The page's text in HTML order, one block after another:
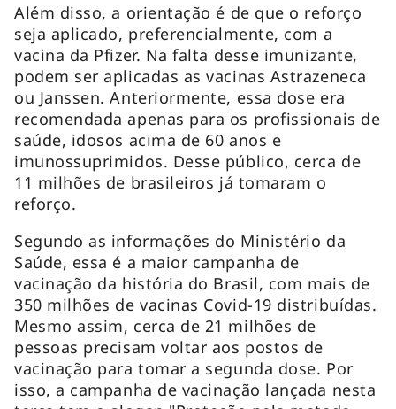
Além disso, a orientação é de que o reforço
seja aplicado, preferencialmente, com a
vacina da Pfizer. Na falta desse imunizante,
podem ser aplicadas as vacinas Astrazeneca
ou Janssen. Anteriormente, essa dose era
recomendada apenas para os profissionais de
saúde, idosos acima de 60 anos e
imunossuprimidos. Desse público, cerca de
11 milhões de brasileiros já tomaram o
reforço.
Segundo as informações do Ministério da
Saúde, essa é a maior campanha de
vacinação da história do Brasil, com mais de
350 milhões de vacinas Covid-19 distribuídas.
Mesmo assim, cerca de 21 milhões de
pessoas precisam voltar aos postos de
vacinação para tomar a segunda dose. Por
isso, a campanha de vacinação lançada nesta